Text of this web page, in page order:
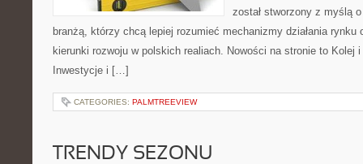
został stworzony z myślą
branżą, którzy chcą lepiej rozumieć mechanizmy działania rynku
kierunki rozwoju w polskich realiach. Nowości na stronie to Kolej
Inwestycje i […]
CATEGORIES: PALMTREEVIEW
TRENDY SEZONU